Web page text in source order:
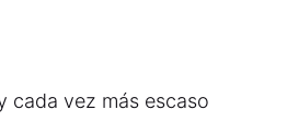
cada vez más escaso